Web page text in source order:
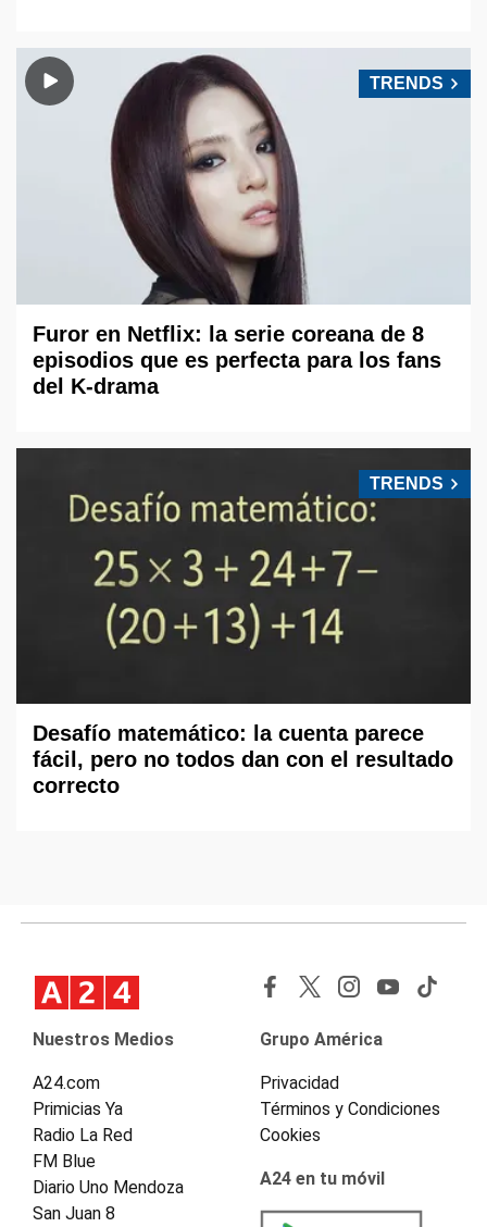
TRENDS
Furor en Netflix: la serie coreana de 8
episodios que es perfecta para los fans
del K-drama
TRENDS
Desafío matemático: la cuenta parece
fácil, pero no todos dan con el resultado
correcto
Nuestros Medios
A24.com
Primicias Ya
Radio La Red
FM Blue
Diario Uno Mendoza
San Juan 8
Grupo América
Privacidad
Términos y Condiciones
Cookies
A24 en tu móvil